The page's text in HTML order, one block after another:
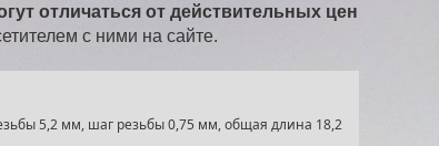
отличаться от действительных цен
с ними на сайте.
5,2 мм, шаг резьбы 0,75 мм, общая длина 18,2